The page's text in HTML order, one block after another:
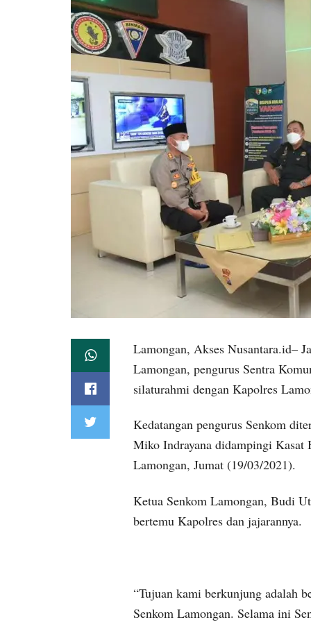
Lamongan, Akses Nusantara.id–
Lamongan, pengurus Sentra
silaturahmi dengan Kapolres
Kedatangan pengurus Senkom
Miko Indrayana didampingi Kasat
Lamongan, Jumat (19/03/2021).
Ketua Senkom Lamongan, Budi
bertemu Kapolres dan jajarannya.
“Tujuan kami berkunjung adalah
Senkom Lamongan. Selama ini